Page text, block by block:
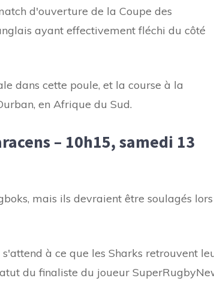
d'ouverture de la Coupe des
ayant effectivement fléchi du côté
dans cette poule, et la course à la
en Afrique du Sud.
– 10h15, samedi 13
mais ils devraient être soulagés lors
à ce que les Sharks retrouvent
du finaliste du joueur